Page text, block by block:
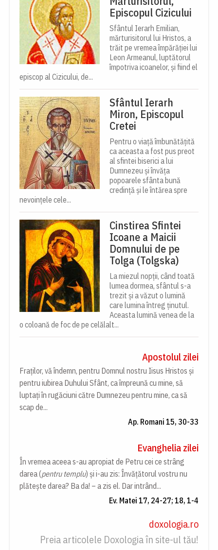
Episcopul Cizicului
Sfântul Ierarh Emilian,
mărturisitorul lui Hristos, a
trăit pe vremea împărăției lui
Leon Armeanul, luptătorul
împotriva icoanelor, și fiind el
episcop al Cizicului, de...
Sfântul Ierarh
Miron, Episcopul
Cretei
Pentru o viață îmbunătățită
ca aceasta a fost pus preot
al sfintei biserici a lui
Dumnezeu și învăța
popoarele sfânta bună
credință și le întărea spre
nevoințele cele...
Cinstirea Sfintei
Icoane a Maicii
Domnului de pe
Tolga (Tolgska)
La miezul nopții, când toată
lumea dormea, sfântul s-a
trezit și a văzut o lumină
care lumina întreg ținutul.
Aceasta lumină venea de la
o coloană de foc de pe celălalt...
Apostolul zilei
Fraților, vă îndemn, pentru Domnul nostru Iisus Hristos și
pentru iubirea Duhului Sfânt, ca împreună cu mine, să
luptați în rugăciuni către Dumnezeu pentru mine, ca să
scap de...
Ap. Romani 15, 30-33
Evanghelia zilei
În vremea aceea s-au apropiat de Petru cei ce strâng
darea (pentru templu) și i-au zis: Învățătorul vostru nu
plătește darea? Ba da! – a zis el. Dar intrând...
Ev. Matei 17, 24-27; 18, 1-4
doxologia.ro
Preia articolele Doxologia în site-ul tău!